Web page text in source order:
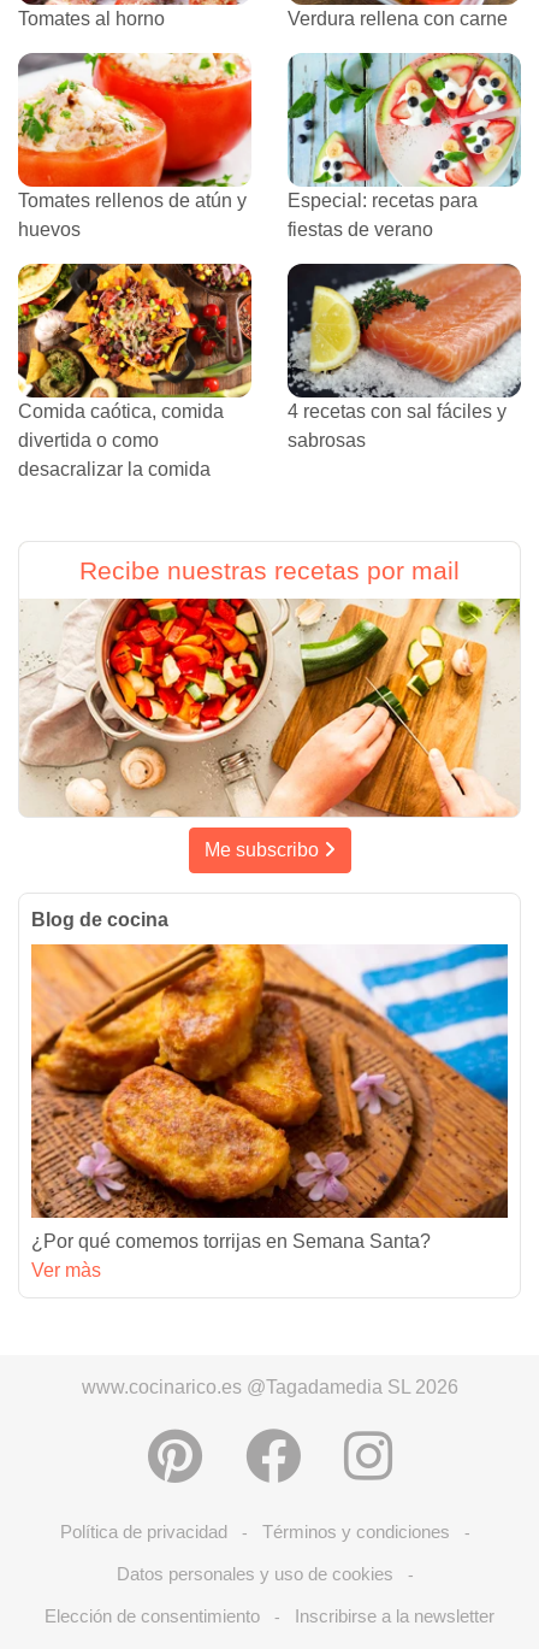
Tomates al horno Verdura rellena con carne
Tomates rellenos de atún y
huevos
Especial: recetas para
fiestas de verano
Comida caótica, comida
divertida o como
desacralizar la comida
4 recetas con sal fáciles y
sabrosas
Recibe nuestras recetas por mail
Me subscribo
Blog de cocina
¿Por qué comemos torrijas en Semana Santa?
Ver màs
www.cocinarico.es @Tagadamedia SL 2026
Política de privacidad - Términos y condiciones -
Datos personales y uso de cookies -
Elección de consentimiento - Inscribirse a la newsletter